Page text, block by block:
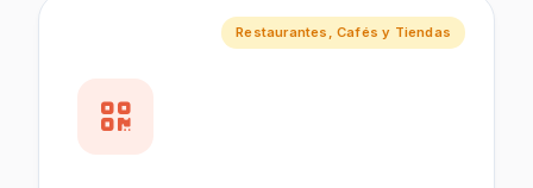
Restaurantes, Cafés y Tiendas